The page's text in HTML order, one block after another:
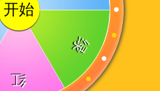
开始
绿
红